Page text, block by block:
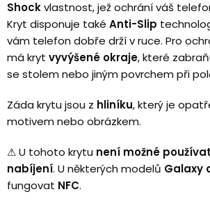
Shockvlastnost, jež ochrání váš
Kryt disponuje také Anti-Slip
vám telefon dobře drží v ruce. Pro
má kryt vyvýšené okraje, které
se stolem nebo jiným povrchem při
Záda krytu jsou z hliníku, který je
motivem nebo obrázkem.
⚠U tohoto krytu není možné
nabíjení. U některých modelů Galaxy
fungovat NFC.